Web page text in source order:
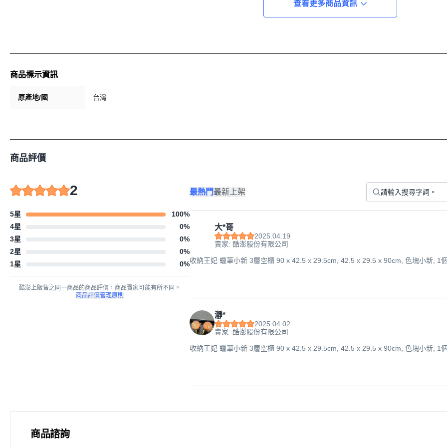
查看更多商品資訊
商品標示資訊
原產地/國 台灣
商品評價
2
5星 100%
4星
0%
3星
0%
2星
0%
1星
0%
酷澎上販售之同一商品的商品評價，商品賣家可能有所不同。
商品評價管理原則
最熱門最新上架
大*哥
2025.04.19
賣家: 酷澎股份有限公司
收納王妃 蠟筆小新 3層空櫃 90 x 42.5 x 29.5cm, 42.5 x 29.5 x 90cm, 色塊小新, 1
瀞*
2025.04.02
賣家: 酷澎股份有限公司
收納王妃 蠟筆小新 3層空櫃 90 x 42.5 x 29.5cm, 42.5 x 29.5 x 90cm, 色塊小新, 1
商品諮詢